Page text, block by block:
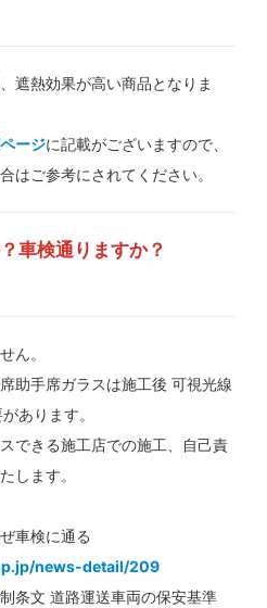
遮熱効果が高い商品となりま
ージに記載がございますので、
はご参考にされてください。
車検通りますか？
ん。
助手席ガラスは施工後 可視光線
あります。
できる施工店での施工、自己責
します。
車検に通る
news-detail/209
条文 道路運送車両の保安基準